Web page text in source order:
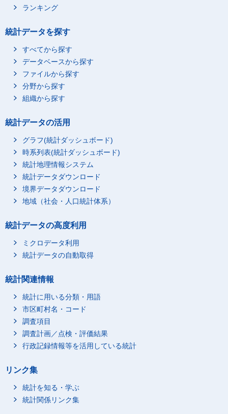
ランキング
統計データを探す
すべてから探す
データベースから探す
ファイルから探す
分野から探す
組織から探す
統計データの活用
グラフ(統計ダッシュボード)
時系列表(統計ダッシュボード)
統計地理情報システム
統計データダウンロード
境界データダウンロード
地域（社会・人口統計体系）
統計データの高度利用
ミクロデータ利用
統計データの自動取得
統計関連情報
統計に用いる分類・用語
市区町村名・コード
調査項目
調査計画／点検・評価結果
行政記録情報等を活用している統計
リンク集
統計を知る・学ぶ
統計関係リンク集